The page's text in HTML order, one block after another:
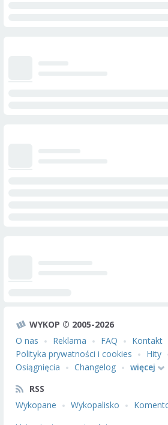
WYKOP © 2005-2026
O nas
Reklama FAQ Kontakt
Polityka prywatności i cookies
Hity
Osiągnięcia
Changelog
więcej
RSS
Wykopane
Wykopalisko